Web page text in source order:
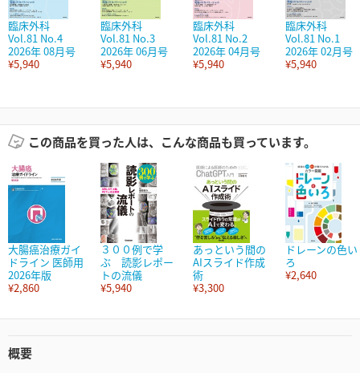
臨床外科
Vol.81 No.4
2026年 08月号
¥5,940
臨床外科
Vol.81 No.3
2026年 06月号
¥5,940
臨床外科
Vol.81 No.2
2026年 04月号
¥5,940
臨床外科
Vol.81 No.1
2026年 02月号
¥5,940
この商品を買った人は、こんな商品も買っています。
大腸癌治療ガイ
ドライン 医師用
2026年版
¥2,860
３００例で学
ぶ 読影レポー
トの流儀
¥5,940
あっという間の
AIスライド作成
術
¥3,300
ドレーンの色い
ろ
¥2,640
概要